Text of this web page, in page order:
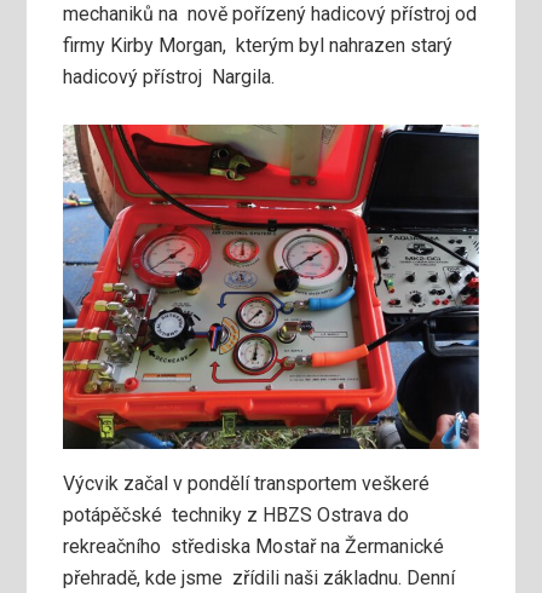
mechaniků na nově pořízený hadicový přístroj od
firmy Kirby Morgan, kterým byl nahrazen starý
hadicový přístroj Nargila.
Výcvik začal v pondělí transportem veškeré
potápěčské techniky z HBZS Ostrava do
rekreačního střediska Mostař na Žermanické
přehradě, kde jsme zřídili naši základnu. Denní